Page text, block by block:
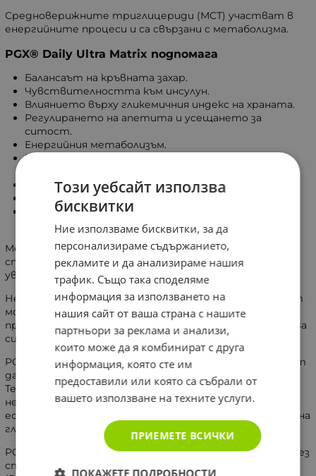
Средноверижните триглицериди (МСТ) участват в
енергийните процеси и са свързани с метаболизма.
PGX® Daily Ultra Matrix подпомага
Балансаът на кръвната захар.
Чувствителността към инсулун.
Влиянието върху гликемичния индекс на храната.
Регулирането на апетита и усещането за
ситост.
Енергийния метаболизъм.
Поддържането на нивата на холестерола и
Процесите на усвояване на въглехидрати.
Редовността на храносмилателната система.
Очистването на стомашно-чревния тракт от
отпадъчни продукти.
Меките софтгел капсули доставят фибрите до
стомаха, където те постепенно абсорбират вода,
увеличават обема си и създават усещане за ситост.
Неправилното хранене и заседналият начин на живот
могат да доведат до колебания в енергийните нива
през деня. Когато енергията спадне, често се появява
силен глад, а след покачване може да се усеща умора.
PGX® Daily Ultra Matrix е подходящ за хора, които искат
да контролират апетита си и да поддържат баланс.
Тези, които водят уседнал живот или се хранят
нередовно, също могат да се възползват от тази
естествена формула, която е свързана с намаляване на
глада и поддържане на храносмилателните процеси.
PGX® Daily Ultra Matrix е изцяло естествен продукт без
стимуланти. Комплексът от фибри PGX®
Този уебсайт използва
бисквитки
Ние използваме бисквитки, за да
персонализираме съдържанието,
рекламите и да анализираме нашия
трафик. Също така споделяме
информация за използването на
нашия сайт от ваша страна с нашите
партньори за реклама и анализи,
които може да я комбинират с друга
информация, която сте им
предоставили или която са събрали от
вашето използване на техните услуги.
ПРИЕМЕТЕ ВСИЧКИ
ПОКАЖЕТЕ ПОДРОБНОСТИ